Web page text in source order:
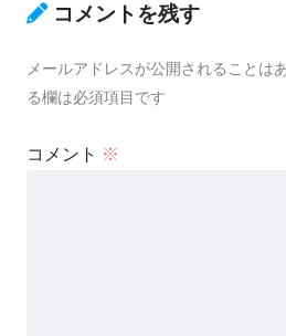
コメントを残す
メールアドレスが公開されることは
る欄は必須項目です
コメント ※